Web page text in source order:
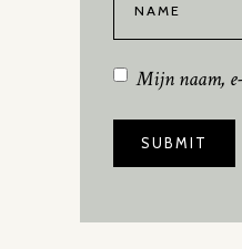
Mijn naam,